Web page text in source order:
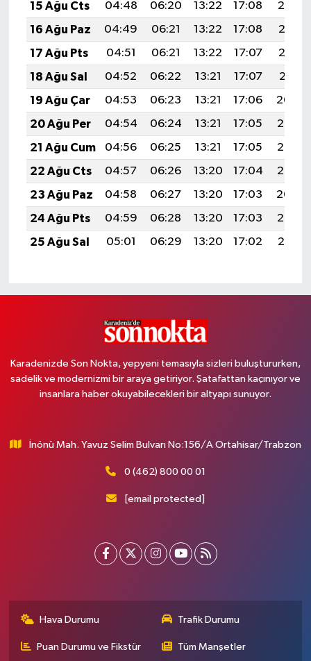
15 Ağu Cts
04:48 06:20 13:22 17:08
20:14
16 Ağu Paz
04:49 06:21 13:22 17:08
20:13
17 Ağu Pts
04:51 06:21 13:22 17:07
20:12
18 Ağu Sal
04:52 06:22 13:21 17:07
20:11
19 Ağu Çar
04:53 06:23 13:21 17:06
20:09
20 Ağu Per
04:54 06:24 13:21 17:05
20:08
21 Ağu Cum
04:56 06:25 13:21 17:05
20:06
22 Ağu Cts
04:57 06:26 13:20 17:04
20:05
23 Ağu Paz
04:58 06:27 13:20 17:03
20:04
24 Ağu Pts
04:59 06:28 13:20 17:03
20:02
25 Ağu Sal
05:01 06:29 13:20 17:02 20:01
Karadenizde Son Nokta, yepyeni temasıyla sizleri buluştururken,
sadelik ve modernizmi bir araya getiriyor. Şatafattan kaçınıyor ve
insanlara haber okuyabilecekleri bir altyapı sunuyor.
İnönü Mah. Yavuz Selim Bulvarı No:156/A Ortahisar/Trabzon
0 (462) 800 00 01
[email protected]
Hava Durumu Trafik Durumu
Puan Durumu ve Fikstür Tüm Manşetler